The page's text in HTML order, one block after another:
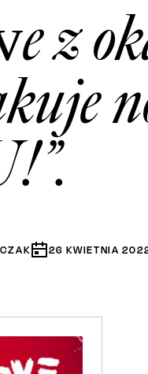
z
26 KWIETNIA